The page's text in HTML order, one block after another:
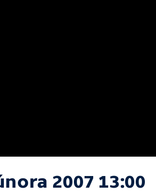
2007 13:00